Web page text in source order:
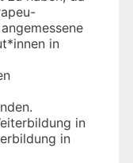
in
in
in